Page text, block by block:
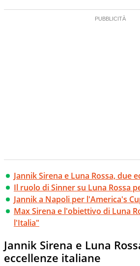
Jannik Sirena e Luna Rossa, due
Il ruolo di Sinner su Luna Rossa
Jannik a Napoli per l'America's
Max Sirena e l'obiettivo di Luna
l'Italia"
Jannik Sirena e Luna
eccellenze italiane